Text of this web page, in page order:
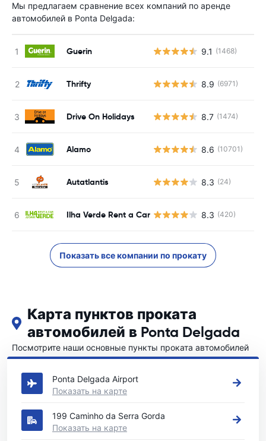
Мы предлагаем сравнение всех компаний по аренде
автомобилей в Ponta Delgada:
Guerin 9.1 (1468)
Thrifty 8.9 (6971)
Drive On Holidays 8.7 (1474)
Alamo 8.6 (10701)
Autatlantis 8.3 (24)
Ilha Verde Rent a Car 8.3 (420)
Показать все компании по прокату
Карта пунктов проката
автомобилей в Ponta Delgada
Посмотрите наши основные пункты проката автомобилей
в Ponta Delgada
Ponta Delgada Airport
Показать на карте
199 Caminho da Serra Gorda
Показать на карте